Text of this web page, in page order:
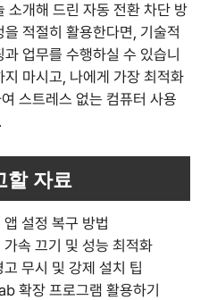
소개해 드린 자동 전환 차단 방
적절히 활용한다면, 기술적
업무를 수행하실 수 있습니
마시고, 나에게 가장 최적화
스트레스 없는 컴퓨터 사용
할 자료
설정 복구 방법
속 끄기 및 성능 최적화
무시 및 강제 설치 팁
확장 프로그램 활용하기